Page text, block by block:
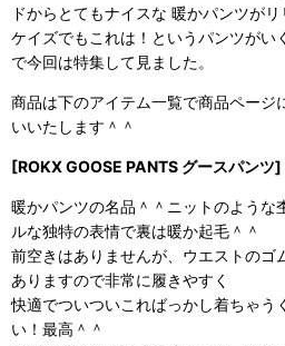
ドからとてもナイスな 暖かパンツが
ケイズでもこれは！というパンツがい
で今回は特集して見ました。
商品は下のアイテム一覧で商品ページ
いいたします＾＾
[ROKX GOOSE PANTS グースパンツ]
暖かパンツの名品＾＾ニットのような
ルな独特の表情で裏は暖か起毛＾＾
前空きはありませんが、ウエストのゴ
ありますので非常に履きやすく
快適でついついこればっかし着ちゃう
い！最高＾＾